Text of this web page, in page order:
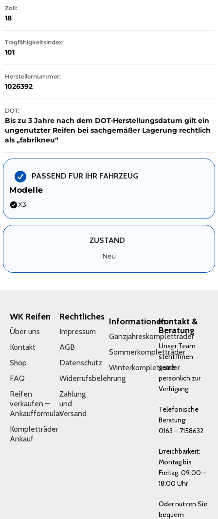
Zoll:
18
Tragfähigkeitsindex:
101
Herstellernummer:
1026392
DOT:
Bis zu 3 Jahre nach dem DOT-Herstellungsdatum gilt ein
ungenutzter Reifen bei sachgemäßer Lagerung rechtlich
als „fabrikneu“
PASSEND FUR IHR FAHRZEUG
Modelle
X3
ZUSTAND
Neu
WK Reifen
Über uns
Kontakt
Shop
FAQ
Reifen
verkaufen –
Ankaufformular
Kompletträder
Ankauf
Rechtliches
Impressum
AGB
Datenschutz
Widerrufsbelehrung
Zahlung
und
Versand
Informationen
Ganzjahreskompletträder
Sommerkompletträder
Winterkompletträder
Kontakt &
Beratung
Unser Team
steht Ihnen
gerne
persönlich zur
Verfügung:
Telefonische
Beratung:
0163 – 7158632
Erreichbarkeit:
Montag bis
Freitag, 09:00 –
18:00 Uhr
Oder nutzen Sie
bequem